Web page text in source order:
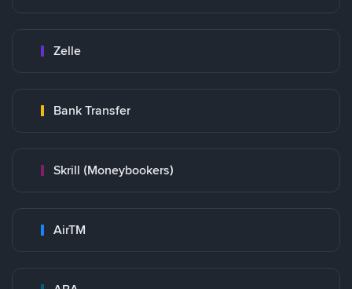
Zelle
Bank Transfer
Skrill (Moneybookers)
AirTM